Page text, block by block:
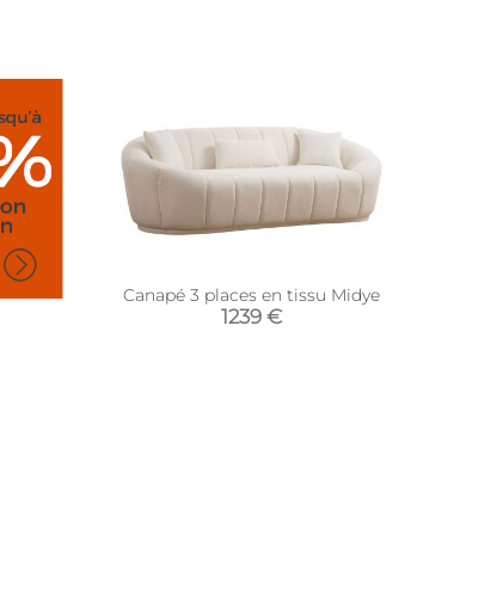
Canapé 3 places en tissu Midye
1239 €